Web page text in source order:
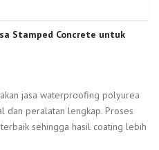
Stamped Concrete untuk
jasa waterproofing polyurea
dan peralatan lengkap. Proses
sehingga hasil coating lebih